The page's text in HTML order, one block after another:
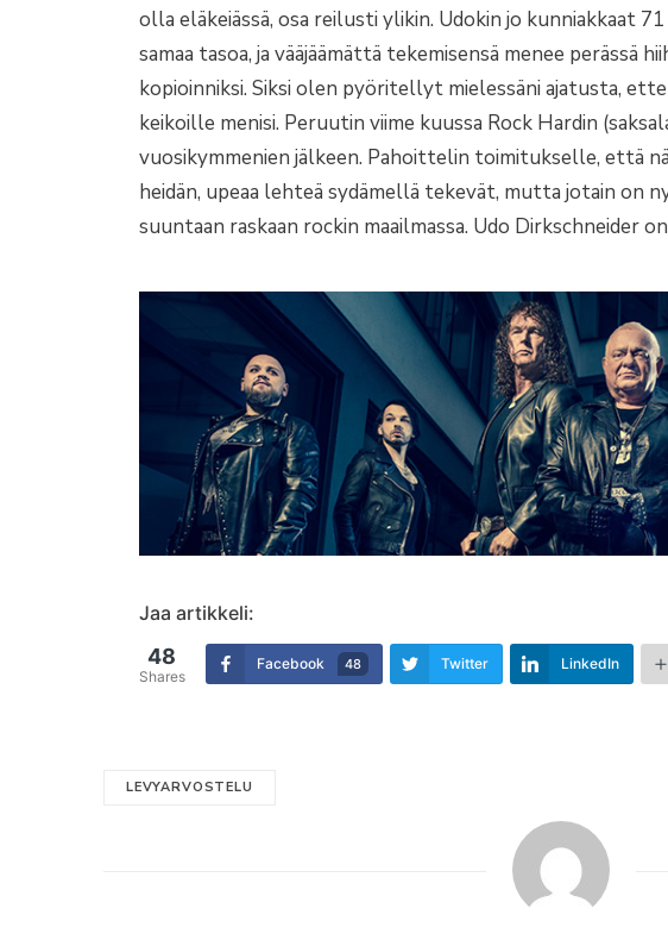
olla eläkeiässä, osa reilusti ylikin. Udokin jo kunniakkaat
samaa tasoa, ja vääjäämättä tekemisensä menee perässä
kopioinniksi. Siksi olen pyöritellyt mielessäni ajatusta,
keikoille menisi. Peruutin viime kuussa Rock Hardin
vuosikymmenien jälkeen. Pahoittelin toimitukselle, että
heidän, upeaa lehteä sydämellä tekevät, mutta jotain on
suuntaan raskaan rockin maailmassa. Udo Dirkschneider
Jaa artikkeli:
48
Shares
Facebook 48 Twitter LinkedIn
LEVYARVOSTELU